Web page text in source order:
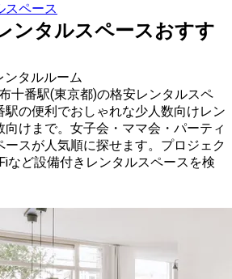
スペース
ンタルスペースおすす
ンタルルーム
十番駅(東京都)の格安レンタルスペ
駅の便利でおしゃれな少人数向けレン
向けまで。女子会・ママ会・パーティ
ースが人気順に探せます。プロジェク
など設備付きレンタルスペースを検